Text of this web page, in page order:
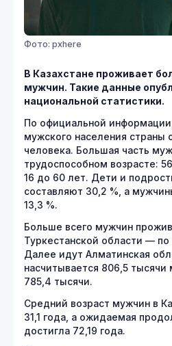
Фото: pxhere
В Казахстане проживает
мужчин. Такие данные
национальной статистики.
По официальной
мужского населения страны
человека. Большая часть
трудоспособном возрасте:
16 до 60 лет. Дети и
составляют 30,2 %, а
13,3 %.
Больше всего мужчин
Туркестанской области — по
Далее идут Алматинская
насчитывается 806,5
785,4 тысячи.
Средний возраст мужчин в
31,1 года, а ожидаемая
достигла 72,19 года.